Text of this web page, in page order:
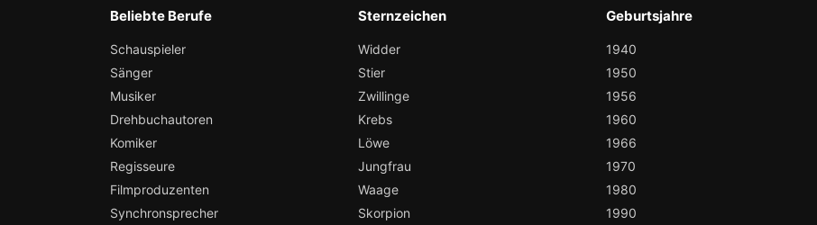
Beliebte Berufe
Schauspieler
Sänger
Musiker
Drehbuchautoren
Komiker
Regisseure
Filmproduzenten
Synchronsprecher
Sternzeichen
Widder
Stier
Zwillinge
Krebs
Löwe
Jungfrau
Waage
Skorpion
Geburtsjahre
1940
1950
1956
1960
1966
1970
1980
1990